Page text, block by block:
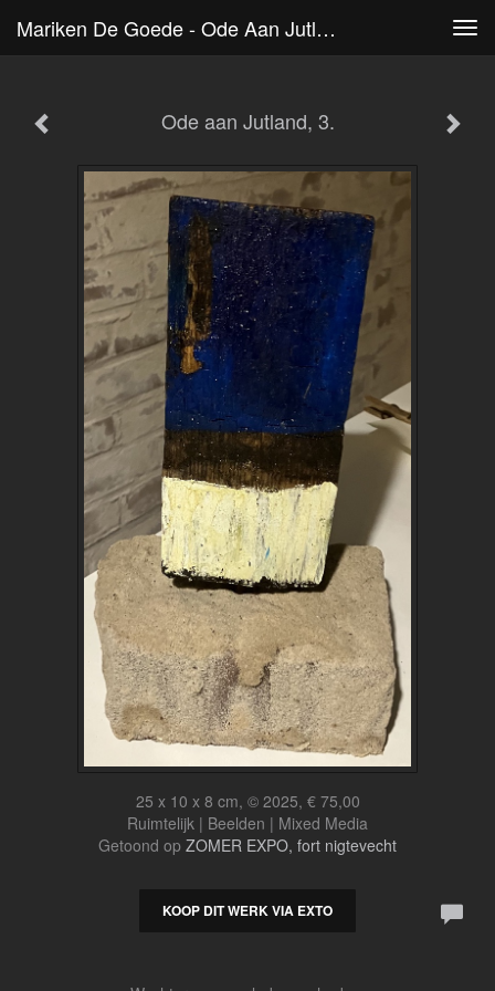
Mariken De Goede - Ode Aan Jutland, 3.
Ode aan Jutland, 3.
25 x 10 x 8 cm, © 2025, € 75,00
Ruimtelijk | Beelden | Mixed Media
Getoond op ZOMER EXPO, fort nigtevecht
KOOP DIT WERK VIA EXTO